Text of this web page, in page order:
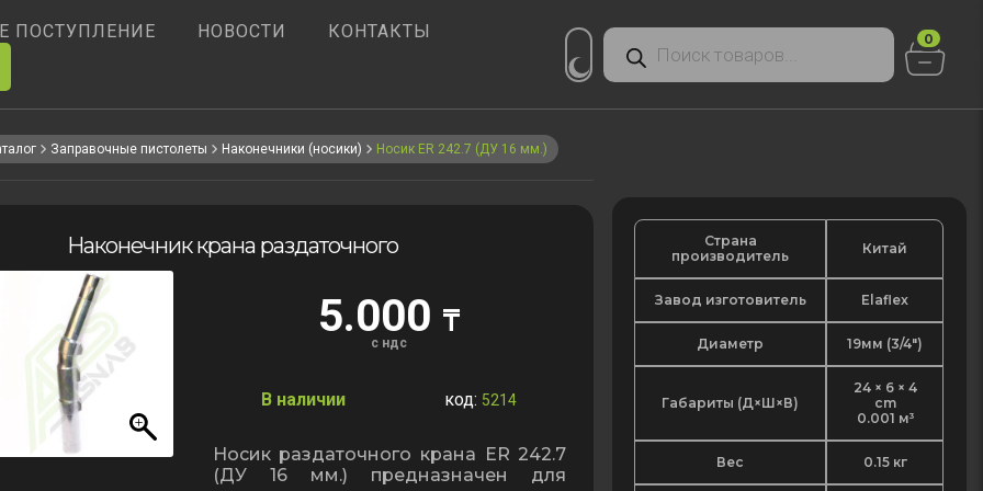
ПОСТУПЛЕНИЕ НОВОСТИ
КОНТАКТЫ
Поиск
товаров
0
Заправочные пистолеты Наконечники (носики) Носик ER 242.7 (ДУ 16 мм.)
Наконечник крана раздаточного
5.000 ₸
с ндс
В наличии код: 5214
Носик раздаточного крана ER 242.7
(ДУ 16 мм.) предназначен для
Страна
производитель
Китай
Завод изготовитель Elaflex
Диаметр 19мм (3/4")
Габариты (Д×Ш×В)
24 × 6 × 4
cm
0.001 м³
Вес 0.15 кг